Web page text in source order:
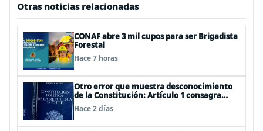
Otras noticias relacionadas
CONAF abre 3 mil cupos para ser Brigadista
Forestal
Hace 7 horas
Otro error que muestra desconocimiento
de la Constitución: Artículo 1 consagra
resguardar la seguridad nacional y
proteger a los ciudadanos
Hace 2 días